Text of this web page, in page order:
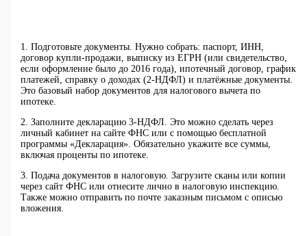
1. Подготовьте документы. Нужно собрать: паспорт, ИНН,
договор купли-продажи, выписку из ЕГРН (или свидетельство,
если оформление было до 2016 года), ипотечный договор, график
платежей, справку о доходах (2-НДФЛ) и платёжные документы.
Это базовый набор документов для налогового вычета по
ипотеке.
2. Заполните декларацию 3-НДФЛ. Это можно сделать через
личный кабинет на сайте ФНС или с помощью бесплатной
программы «Декларация». Обязательно укажите все суммы,
включая проценты по ипотеке.
3. Подача документов в налоговую. Загрузите сканы или копии
через сайт ФНС или отнесите лично в налоговую инспекцию.
Также можно отправить по почте заказным письмом с описью
вложения.